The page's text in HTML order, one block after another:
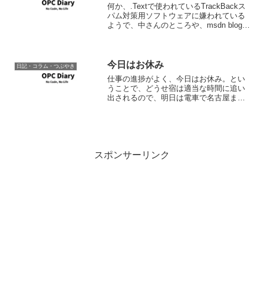
何か、.Textで使われているTrackBackス
パム対策用ソフトウェアに嫌われている
ようで、中さんのところや、msdn blogs
日記・コラム・つぶやき 今日はお休み
仕事の進捗がよく、今日はお休み。とい
うことで、どうせ宿は適当な時間に追い
出されるので、明日は電車で名古屋まで
スポンサーリンク